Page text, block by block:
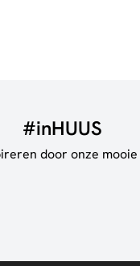
#inHUUS
door onze mooie